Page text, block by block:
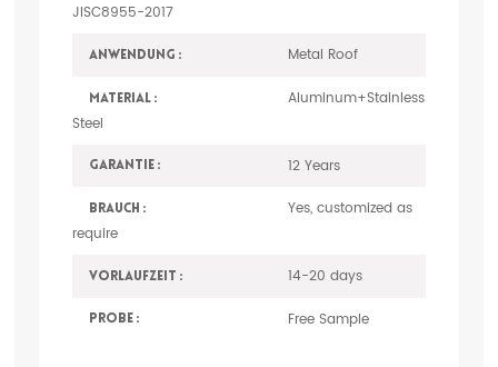
JISC8955-2017
Anwendung : Metal Roof
Material :
Aluminum+Stainless
Steel
Garantie : 12 Years
Brauch :
Yes, customized as
require
Vorlaufzeit : 14-20 days
Probe : Free Sample